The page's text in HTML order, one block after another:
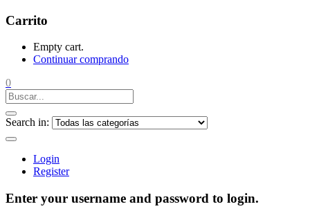
Carrito
Empty cart.
Continuar comprando
0
Search in:
Login
Register
Enter your username and password to login.